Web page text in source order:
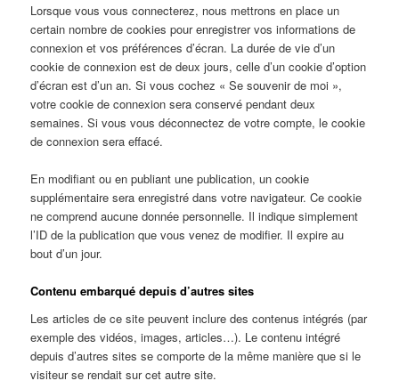
Lorsque vous vous connecterez, nous mettrons en place un
certain nombre de cookies pour enregistrer vos informations de
connexion et vos préférences d’écran. La durée de vie d’un
cookie de connexion est de deux jours, celle d’un cookie d’option
d’écran est d’un an. Si vous cochez « Se souvenir de moi »,
votre cookie de connexion sera conservé pendant deux
semaines. Si vous vous déconnectez de votre compte, le cookie
de connexion sera effacé.
En modifiant ou en publiant une publication, un cookie
supplémentaire sera enregistré dans votre navigateur. Ce cookie
ne comprend aucune donnée personnelle. Il indique simplement
l’ID de la publication que vous venez de modifier. Il expire au
bout d’un jour.
Contenu embarqué depuis d’autres sites
Les articles de ce site peuvent inclure des contenus intégrés (par
exemple des vidéos, images, articles…). Le contenu intégré
depuis d’autres sites se comporte de la même manière que si le
visiteur se rendait sur cet autre site.